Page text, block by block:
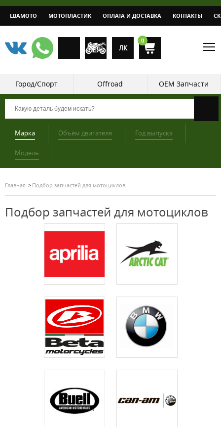
LBAMOTO МОТОПЛАСТИК ОПЛАТА И ДОСТАВКА КОНТАКТЫ
ЛК
0
Город/Спорт Offroad OEM Запчасти
Марка Объём двигателя Год выпуска
Модель
Главная Подбор запчастей для мотоциклов
Подбор запчастей для мотоциклов